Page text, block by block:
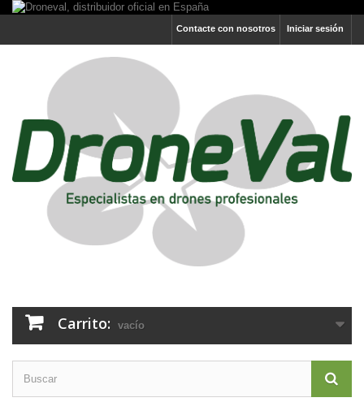
Iniciar sesión
Contacte con nosotros
Carrito: vacío